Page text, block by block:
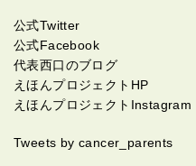
公式Twitter
公式Facebook
代表西口のブログ
えほんプロジェクトHP
えほんプロジェクトInstagram
Tweets by cancer_parents